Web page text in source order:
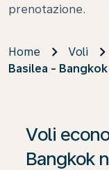
prenotazione.
Home Voli
Basilea - Bangkok
Voli
Bangkok
Se non trova